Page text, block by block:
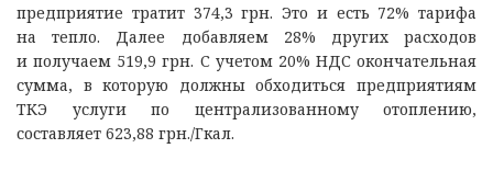
предприятие тратит 374,3 грн. Это и есть 72% тарифа
на тепло. Далее добавляем 28% других расходов
и получаем 519,9 грн. С учетом 20% НДС окончательная
сумма, в которую должны обходиться предприятиям
ТКЭ услуги по централизованному отоплению,
составляет 623,88 грн./Гкал.